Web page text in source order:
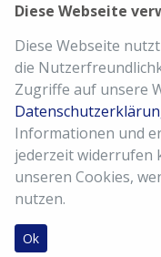
Diese Webseite
Diese Webseite
die
Zugriffe auf unsere
Informationen und
jederzeit widerrufen
unseren Cookies,
nutzen.
Ok
Übersicht
Zubehör
Bekleidung
Versandkosten
AGB
Imressum
Meine Bestellung